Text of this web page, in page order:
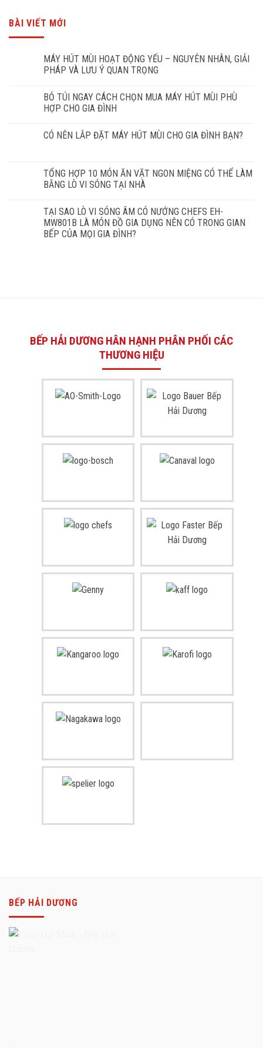
BÀI VIẾT MỚI
MÁY HÚT MÙI HOẠT ĐỘNG YẾU – NGUYÊN NHÂN, GIẢI
PHÁP VÀ LƯU Ý QUAN TRỌNG
BỎ TÚI NGAY CÁCH CHỌN MUA MÁY HÚT MÙI PHÙ
HỢP CHO GIA ĐÌNH
CÓ NÊN LẮP ĐẶT MÁY HÚT MÙI CHO GIA ĐÌNH BẠN?
TỔNG HỢP 10 MÓN ĂN VẶT NGON MIỆNG CÓ THỂ LÀM
BẰNG LÒ VI SÓNG TẠI NHÀ
TẠI SAO LÒ VI SÓNG ÂM CÓ NƯỚNG CHEFS EH-
MW801B LÀ MÓN ĐỒ GIA DỤNG NÊN CÓ TRONG GIAN
BẾP CỦA MỌI GIA ĐÌNH?
BẾP HẢI DƯƠNG HÂN HẠNH PHÂN PHỐI CÁC
THƯƠNG HIỆU
BẾP HẢI DƯƠNG